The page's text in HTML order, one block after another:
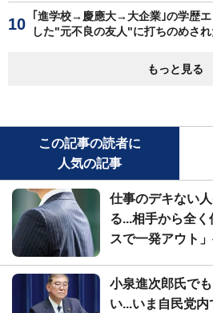
｢進学校→慶應大→大企業｣の学歴
した"元不良の友人"に打ちのめさ
もっと見る
この記事の読者に
人気の記事
仕事のデキない
る...相手から全
スで一発アウト
小泉進次郎氏で
い...いま自民党